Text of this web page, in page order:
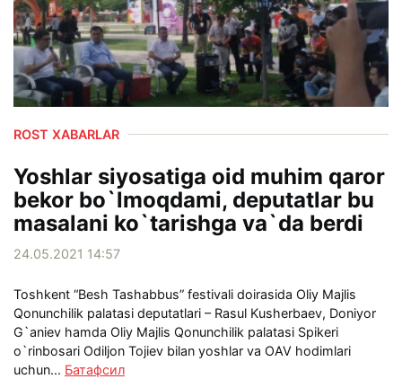
ROST XABARLAR
Yoshlar siyosatiga oid muhim qaror
bekor bo`lmoqdami, deputatlar bu
masalani ko`tarishga va`da berdi
24.05.2021 14:57
Toshkent “Besh Tashabbus” festivali doirasida Oliy Majlis
Qonunchilik palatasi deputatlari – Rasul Kusherbaev, Doniyor
G`aniev hamda Oliy Majlis Qonunchilik palatasi Spikeri
o`rinbosari Odiljon Tojiev bilan yoshlar va OAV hodimlari
uchun... Батафсил